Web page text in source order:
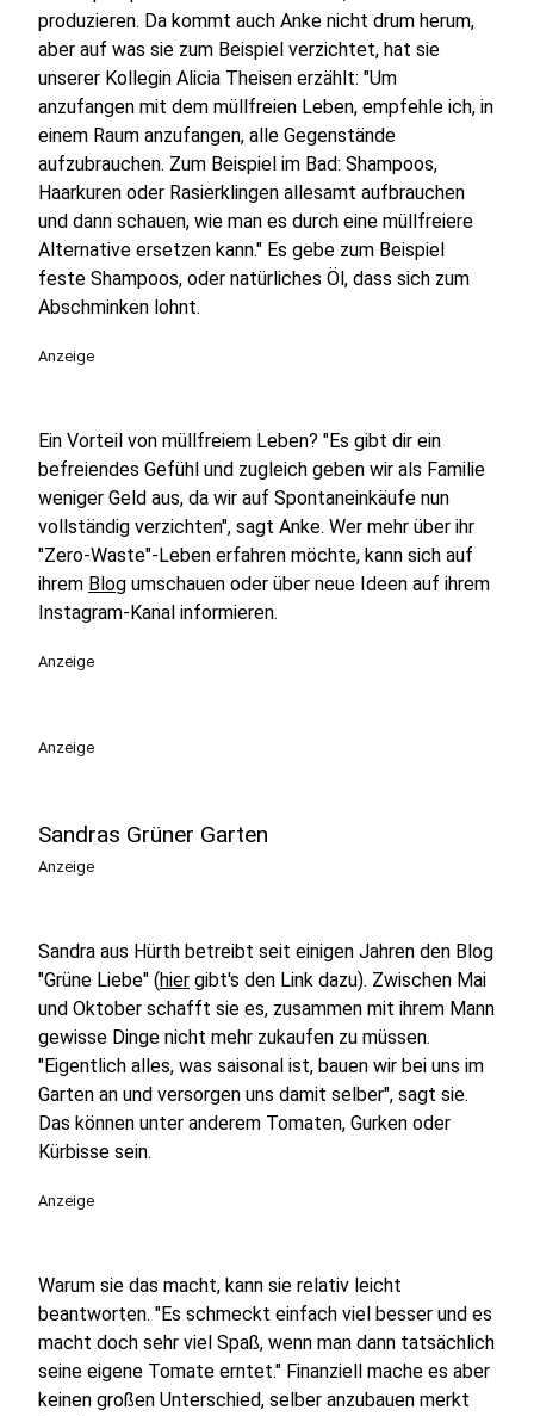
produzieren. Da kommt auch Anke nicht drum herum,
aber auf was sie zum Beispiel verzichtet, hat sie
unserer Kollegin Alicia Theisen erzählt: "Um
anzufangen mit dem müllfreien Leben, empfehle ich, in
einem Raum anzufangen, alle Gegenstände
aufzubrauchen. Zum Beispiel im Bad: Shampoos,
Haarkuren oder Rasierklingen allesamt aufbrauchen
und dann schauen, wie man es durch eine müllfreiere
Alternative ersetzen kann." Es gebe zum Beispiel
feste Shampoos, oder natürliches Öl, dass sich zum
Abschminken lohnt.
Anzeige
Ein Vorteil von müllfreiem Leben? "Es gibt dir ein
befreiendes Gefühl und zugleich geben wir als Familie
weniger Geld aus, da wir auf Spontaneinkäufe nun
vollständig verzichten", sagt Anke. Wer mehr über ihr
"Zero-Waste"-Leben erfahren möchte, kann sich auf
ihrem Blog umschauen oder über neue Ideen auf ihrem
Instagram-Kanal informieren.
Anzeige
Anzeige
Sandras Grüner Garten
Anzeige
Sandra aus Hürth betreibt seit einigen Jahren den Blog
"Grüne Liebe" (hier gibt's den Link dazu). Zwischen Mai
und Oktober schafft sie es, zusammen mit ihrem Mann
gewisse Dinge nicht mehr zukaufen zu müssen.
"Eigentlich alles, was saisonal ist, bauen wir bei uns im
Garten an und versorgen uns damit selber", sagt sie.
Das können unter anderem Tomaten, Gurken oder
Kürbisse sein.
Anzeige
Warum sie das macht, kann sie relativ leicht
beantworten. "Es schmeckt einfach viel besser und es
macht doch sehr viel Spaß, wenn man dann tatsächlich
seine eigene Tomate erntet." Finanziell mache es aber
keinen großen Unterschied, selber anzubauen merkt